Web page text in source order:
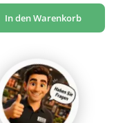
oder benutze die Schaltflächen um
In den Warenkorb